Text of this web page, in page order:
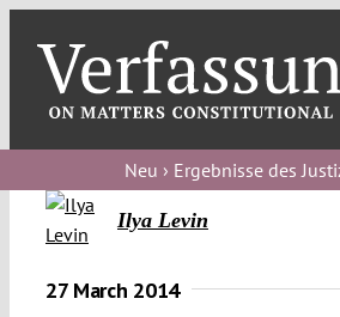
content
blog
Verfassungs
Verfassungs
Neu › Ergebnisse des
Ilya Levin
27 March 2014